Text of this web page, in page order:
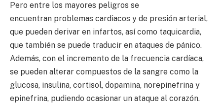
Pero entre los mayores peligros se
encuentran problemas cardiacos y de presión arterial,
que pueden derivar en infartos, así como taquicardia,
que también se puede traducir en ataques de pánico.
Además, con el incremento de la frecuencia cardíaca,
se pueden alterar compuestos de la sangre como la
glucosa, insulina, cortisol, dopamina, norepinefrina y
epinefrina, pudiendo ocasionar un ataque al corazón.